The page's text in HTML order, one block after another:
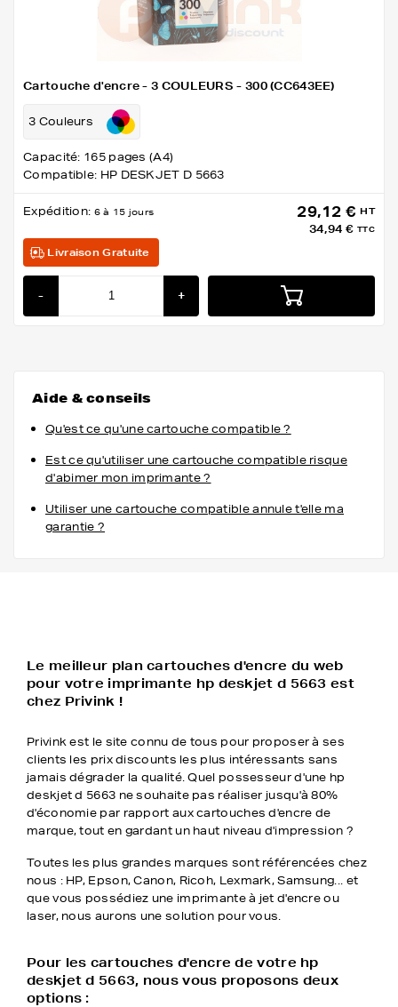
Cartouche d'encre - 3 COULEURS - 300 (CC643EE)
3 Couleurs
Capacité: 165 pages (A4)
Compatible: HP DESKJET D 5663
Expédition: 6 à 15 jours 29,12 € HT
34,94 € TTC
Livraison Gratuite
- +
Aide & conseils
Qu'est ce qu'une cartouche compatible ?
Est ce qu'utiliser une cartouche compatible risque
d'abimer mon imprimante ?
Utiliser une cartouche compatible annule t'elle ma
garantie ?
Le meilleur plan cartouches d'encre du web
pour votre imprimante hp deskjet d 5663 est
chez Privink !
Privink est le site connu de tous pour proposer à ses
clients les prix discounts les plus intéressants sans
jamais dégrader la qualité. Quel possesseur d'une hp
deskjet d 5663 ne souhaite pas réaliser jusqu'à 80%
d'économie par rapport aux cartouches d'encre de
marque, tout en gardant un haut niveau d'impression ?
Toutes les plus grandes marques sont référencées chez
nous : HP, Epson, Canon, Ricoh, Lexmark, Samsung... et
que vous possédiez une imprimante à jet d'encre ou
laser, nous aurons une solution pour vous.
Pour les cartouches d'encre de votre hp
deskjet d 5663, nous vous proposons deux
options :